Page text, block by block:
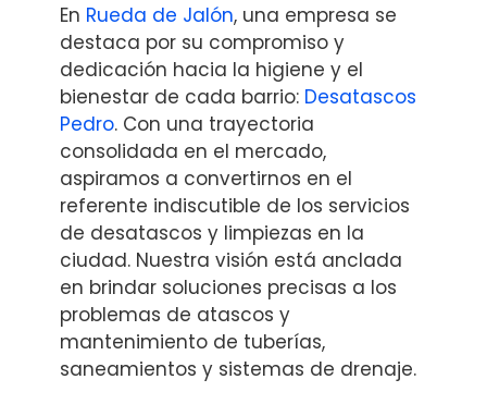
En Rueda de Jalón, una empresa se
destaca por su compromiso y
dedicación hacia la higiene y el
bienestar de cada barrio: Desatascos
Pedro. Con una trayectoria
consolidada en el mercado,
aspiramos a convertirnos en el
referente indiscutible de los servicios
de desatascos y limpiezas en la
ciudad. Nuestra visión está anclada
en brindar soluciones precisas a los
problemas de atascos y
mantenimiento de tuberías,
saneamientos y sistemas de drenaje.